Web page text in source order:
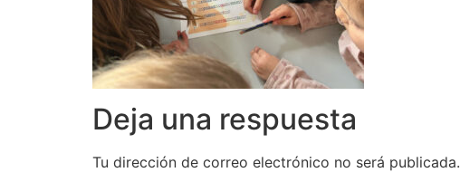
Deja una respuesta
Tu dirección de correo electrónico no será publicada.